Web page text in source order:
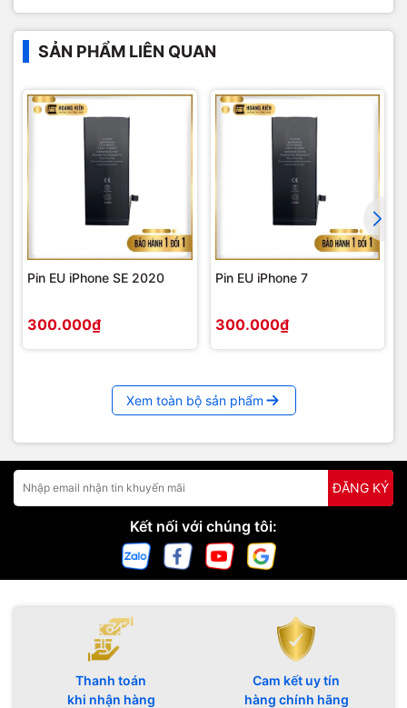
SẢN PHẨM LIÊN QUAN
Pin EU iPhone SE 2020
300.000₫
Pin EU iPhone 7
300.000₫
Xem toàn bộ sản phẩm
ĐĂNG KÝ
Kết nối với chúng tôi:
Thanh toán
khi nhận hàng
Cam kết uy tín
hàng chính hãng